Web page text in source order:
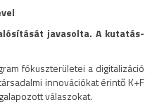
javasolta. A kutatás-
fókuszterületei a digitalizáció
innovációkat érintő K+F
válaszokat.